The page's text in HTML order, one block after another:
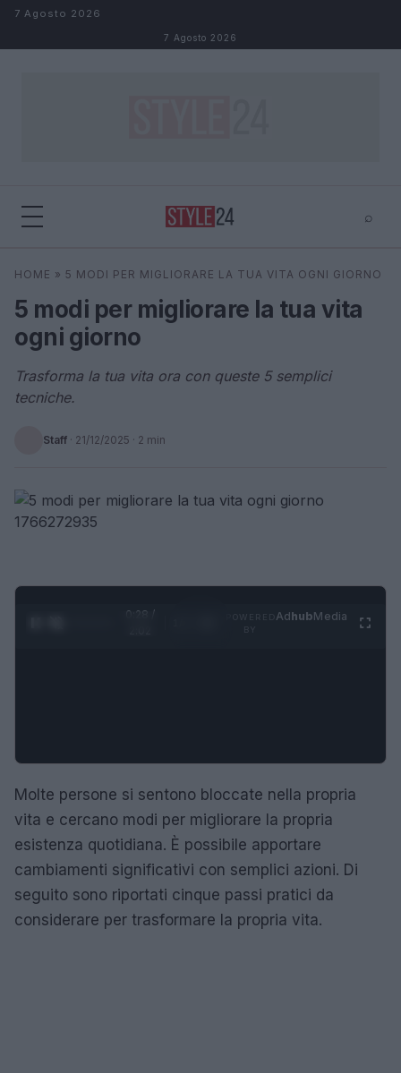
Salta al contenuto
7 Agosto 2026
7 Agosto 2026
⌕
Cerca ⌕ ×
HOME » 5 MODI PER MIGLIORARE LA TUA VITA OGNI GIORNO
5 modi per migliorare la tua vita
ogni giorno
Trasforma la tua vita ora con queste 5 semplici
tecniche.
Staff · 21/12/2025 · 2 min
0:28 /
AdhubMedia
Molte persone si sentono bloccate nella propria
vita e cercano modi per migliorare la propria
esistenza quotidiana. È possibile apportare
cambiamenti significativi con semplici azioni. Di
seguito sono riportati cinque passi pratici da
considerare per trasformare la propria vita.